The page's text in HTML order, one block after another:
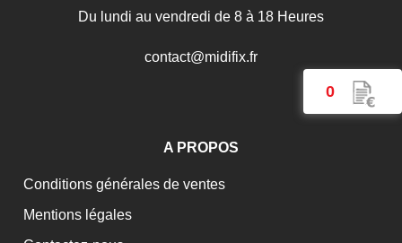
0
Du lundi au vendredi de 8 à 18 Heures
contact@midifix.fr
A PROPOS
Conditions générales de ventes
Mentions légales